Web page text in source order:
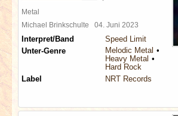
Metal
Michael Brinkschulte 04. Juni 2023
Interpret/Band
Speed Limit
Unter-Genre
Melodic Metal
Heavy Metal
Hard Rock
Label
NRT Records